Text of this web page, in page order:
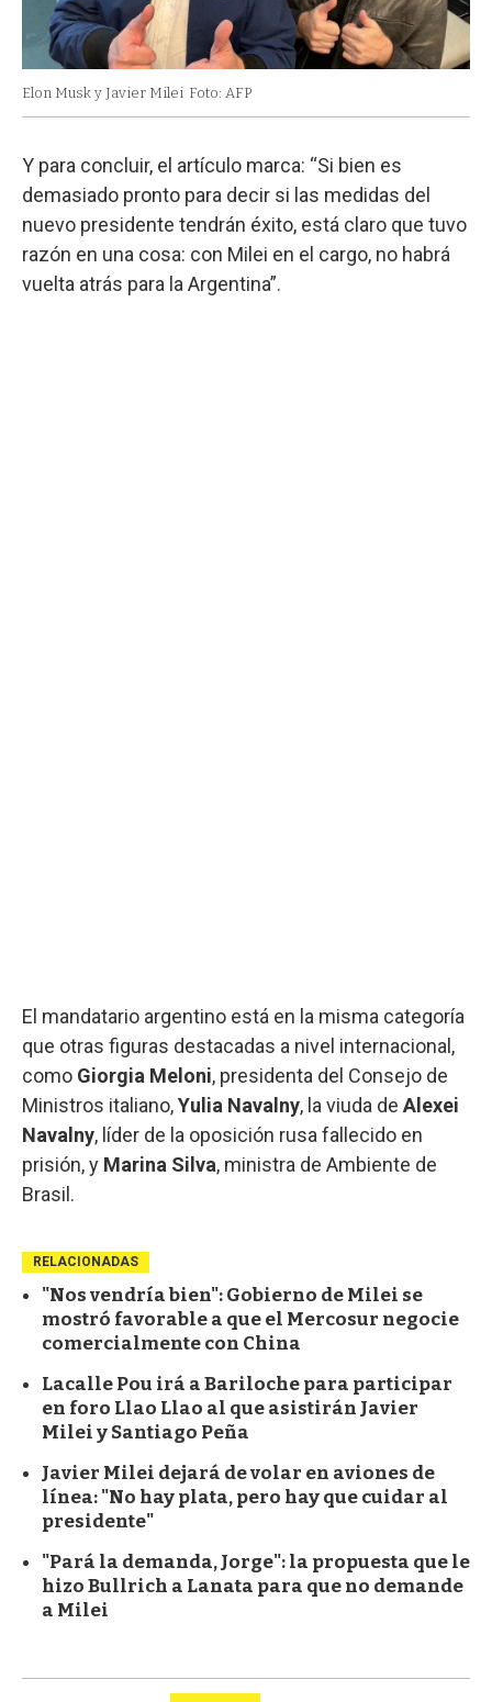
Elon Musk y Javier Milei Foto: AFP
Y para concluir, el artículo marca: “Si bien es
demasiado pronto para decir si las medidas del
nuevo presidente tendrán éxito, está claro que tuvo
razón en una cosa: con Milei en el cargo, no habrá
vuelta atrás para la Argentina”.
El mandatario argentino está en la misma categoría
que otras figuras destacadas a nivel internacional,
como Giorgia Meloni, presidenta del Consejo de
Ministros italiano,Yulia Navalny, la viuda de Alexei
Navalny, líder de la oposición rusa fallecido en
prisión, y Marina Silva, ministra de Ambiente de
Brasil.
RELACIONADAS
"Nos vendría bien": Gobierno de Milei se
mostró favorable a que el Mercosur negocie
comercialmente con China
Lacalle Pou irá a Bariloche para participar
en foro Llao Llao al que asistirán Javier
Milei y Santiago Peña
Javier Milei dejará de volar en aviones de
línea: "No hay plata, pero hay que cuidar al
presidente"
"Pará la demanda, Jorge": la propuesta que le
hizo Bullrich a Lanata para que no demande
a Milei